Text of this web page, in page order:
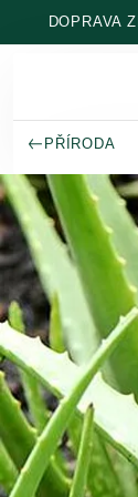
Přeskočit na
DOPRAVA
PŘÍRODA